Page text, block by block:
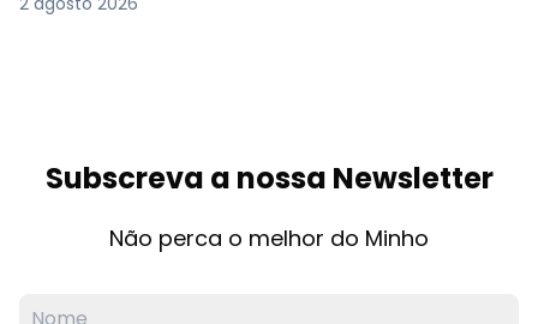
Subscreva a nossa Newsletter
Não perca o melhor do Minho